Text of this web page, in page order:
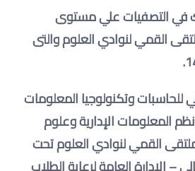
في التصفيات علي مستوى
القمي لنوادي العلوم والتى
.
للحاسبات وتكنولوجيا المعلومات
المعلومات الإدارية وعلوم
القمي لنوادي العلوم تحت